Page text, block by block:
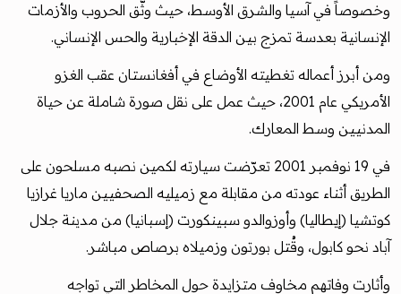
وخصوصاً في آسيا والشرق الأوسط، حيث وثّق الحروب والأزمات
الإنسانية بعدسة تمزج بين الدقة الإخبارية والحس الإنساني.
ومن أبرز أعماله تغطيته الأوضاع في أفغانستان عقب الغزو
الأمريكي عام 2001، حيث عمل على نقل صورة شاملة عن حياة
المدنيين وسط المعارك.
في 19 نوفمبر 2001 تعرّضت سيارته لكمين نصبه مسلحون على
الطريق أثناء عودته من مقابلة مع زميليه الصحفيين ماريا غرازيا
كوتشيا (إيطاليا) وأوزوالدو سبينكورت (إسبانيا) من مدينة جلال
آباد نحو كابول، وقُتل بورتون وزميلاه برصاص مباشر.
وأثارت وفاتهم مخاوف متزايدة حول المخاطر التي تواجه